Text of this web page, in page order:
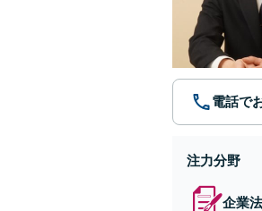
電話で
注力分野
企業